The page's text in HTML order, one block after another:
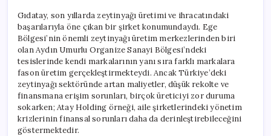
Gıdatay, son yıllarda zeytinyağı üretimi ve ihracatındaki
başarılarıyla öne çıkan bir şirket konumundaydı. Ege
Bölgesi’nin önemli zeytinyağı üretim merkezlerinden biri
olan Aydın Umurlu Organize Sanayi Bölgesi’ndeki
tesislerinde kendi markalarının yanı sıra farklı markalara
fason üretim gerçekleştirmekteydi. Ancak Türkiye’deki
zeytinyağı sektöründe artan maliyetler, düşük rekolte ve
finansmana erişim sorunları, birçok üreticiyi zor duruma
sokarken; Atay Holding örneği, aile şirketlerindeki yönetim
krizlerinin finansal sorunları daha da derinleştirebileceğini
göstermektedir.